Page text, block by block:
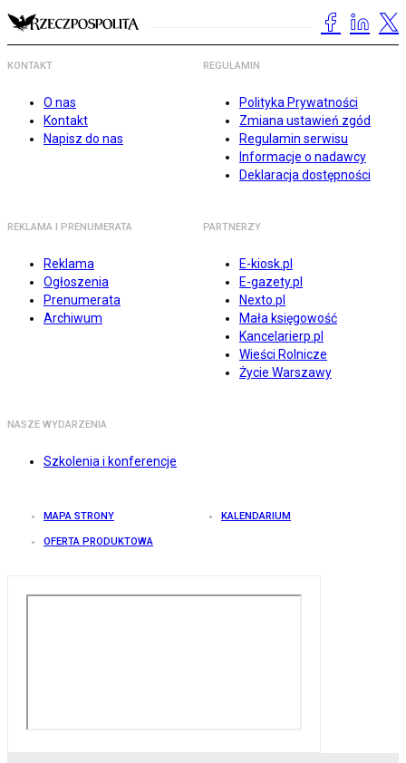
KONTAKT
O nas
Kontakt
Napisz do nas
REGULAMIN
Polityka Prywatności
Zmiana ustawień zgód
Regulamin serwisu
Informacje o nadawcy
Deklaracja dostępności
REKLAMA I PRENUMERATA
Reklama
Ogłoszenia
Prenumerata
Archiwum
PARTNERZY
E-kiosk.pl
E-gazety.pl
Nexto.pl
Mała księgowość
Kancelarierp.pl
Wieści Rolnicze
Życie Warszawy
NASZE WYDARZENIA
Szkolenia i konferencje
MAPA STRONY KALENDARIUM
OFERTA PRODUKTOWA